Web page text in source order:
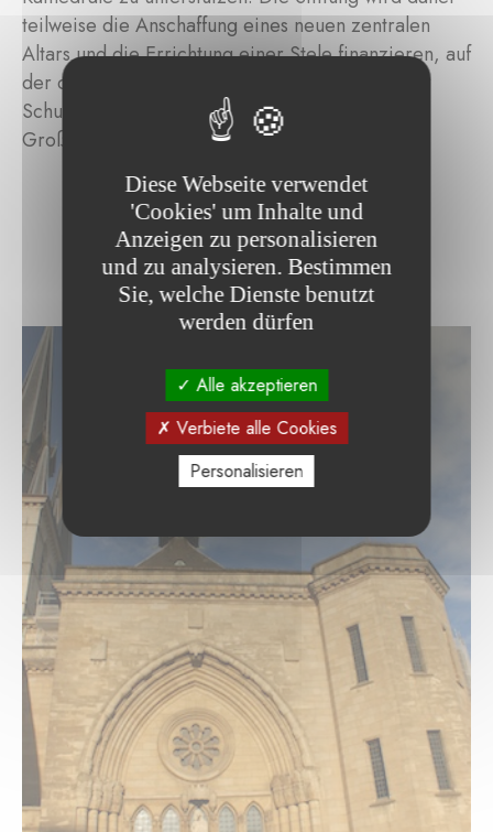
teilweise die Anschaffung eines neuen zentralen
Altars und die Errichtung einer Stele finanzieren, auf
der die Statue der
, der
Schutzpatronin der Stadt Luxemburg und des
Großherzogtums, ruhen wird.
Diese Webseite verwendet
'Cookies' um Inhalte und
Anzeigen zu personalisieren
und zu analysieren. Bestimmen
Sie, welche Dienste benutzt
werden dürfen
Alle akzeptieren
Verbiete alle Cookies
Personalisieren